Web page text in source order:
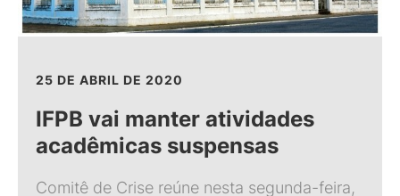
25 DE ABRIL DE 2020
IFPB vai manter atividades
acadêmicas suspensas
Comitê de Crise reúne nesta segunda-feira,